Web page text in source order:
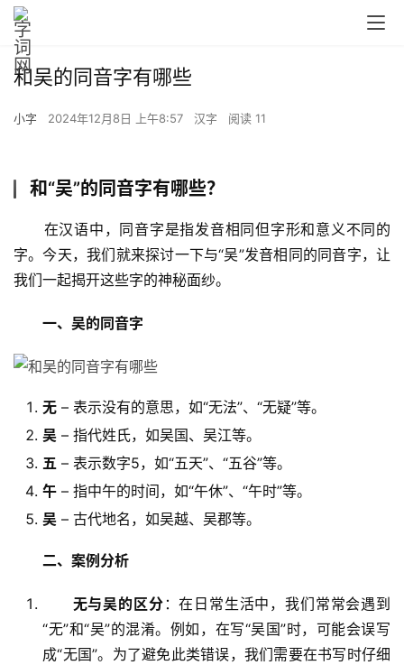
和吴的同音字有哪些
小字 2024年12月8日 上午8:57 汉字 阅读 11
和“吴”的同音字有哪些？
在汉语中，同音字是指发音相同但字形和意义不同的
字。今天，我们就来探讨一下与“吴”发音相同的同音字，让
我们一起揭开这些字的神秘面纱。
一、吴的同音字
无 – 表示没有的意思，如“无法”、“无疑”等。
吴 – 指代姓氏，如吴国、吴江等。
五 – 表示数字5，如“五天”、“五谷”等。
午 – 指中午的时间，如“午休”、“午时”等。
吴 – 古代地名，如吴越、吴郡等。
二、案例分析
无与吴的区分 ：在日常生活中，我们常常会遇到
“无”和“吴”的混淆。例如，在写“吴国”时，可能会误写
成“无国”。为了避免此类错误，我们需要在书写时仔细